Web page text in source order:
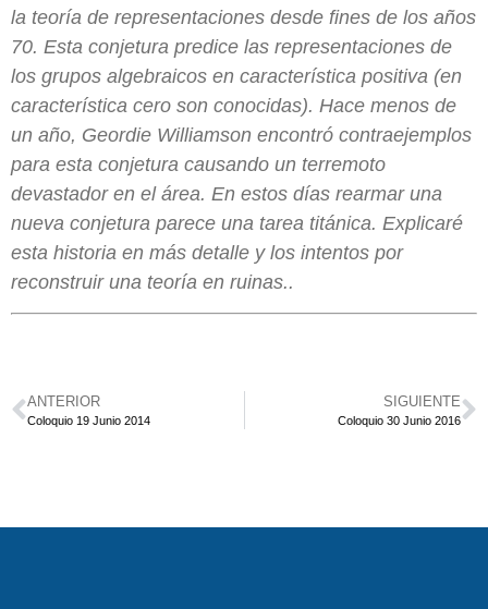
la teoría de representaciones desde fines de los años
70. Esta conjetura predice las representaciones de
los grupos algebraicos en característica positiva (en
característica cero son conocidas). Hace menos de
un año, Geordie Williamson encontró contraejemplos
para esta conjetura causando un terremoto
devastador en el área. En estos días rearmar una
nueva conjetura parece una tarea titánica. Explicaré
esta historia en más detalle y los intentos por
reconstruir una teoría en ruinas..
ANTERIOR
Coloquio 19 Junio 2014
SIGUIENTE
Coloquio 30 Junio 2016